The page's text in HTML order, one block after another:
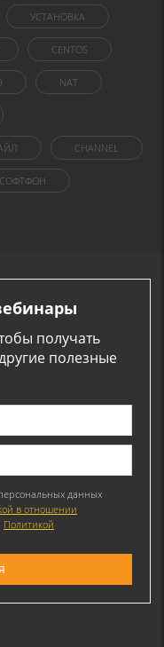
УСТАНОВКА
CENTOS
NAT
CHANNEL
СОФТФОН
получать
полезные
данных
в отношении
Политикой